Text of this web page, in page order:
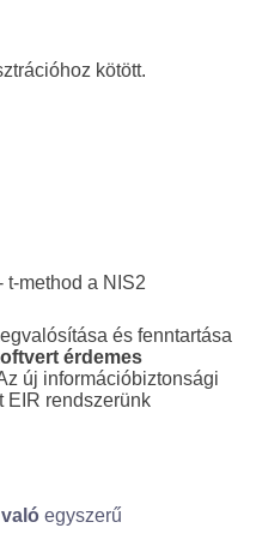
kötött.
t-method a NIS2
és fenntartása
érdemes
új információbiztonsági
EIR rendszerünk
egyszerű